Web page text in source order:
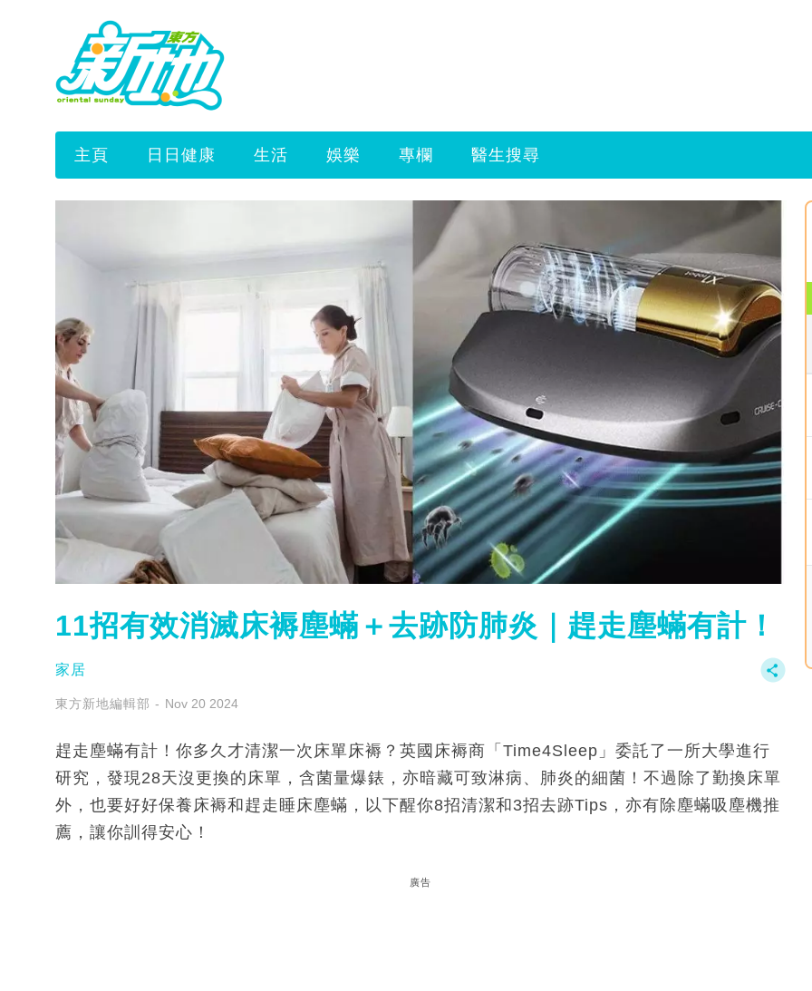
主頁 日日健康 生活 娛樂 專欄 醫生搜尋
11招有效消滅床褥塵蟎＋去跡防肺炎｜趕走塵蟎有計！
家居
東方新地編輯部 Nov 20 2024
趕走塵蟎有計！你多久才清潔一次床單床褥？英國床褥商「Time4Sleep」委託了一所大學進行
研究，發現28天沒更換的床單，含菌量爆錶，亦暗藏可致淋病、肺炎的細菌！不過除了勤換床單
外，也要好好保養床褥和趕走睡床塵蟎，以下醒你8招清潔和3招去跡Tips，亦有除塵蟎吸塵機推
薦，讓你訓得安心！
廣告